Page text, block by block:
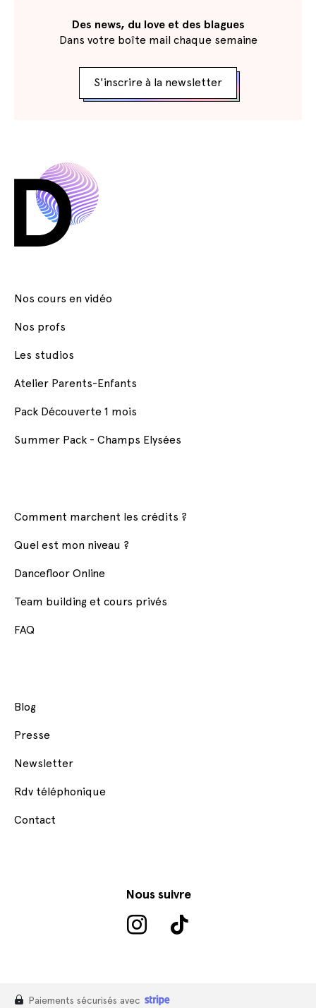
Des news, du love et des blagues
Dans votre boîte mail chaque semaine
S'inscrire à la newsletter
Nos cours en vidéo
Nos profs
Les studios
Atelier Parents-Enfants
Pack Découverte 1 mois
Summer Pack - Champs Elysées
Comment marchent les crédits ?
Quel est mon niveau ?
Dancefloor Online
Team building et cours privés
FAQ
Blog
Presse
Newsletter
Rdv téléphonique
Contact
Nous suivre
Paiements sécurisés avec